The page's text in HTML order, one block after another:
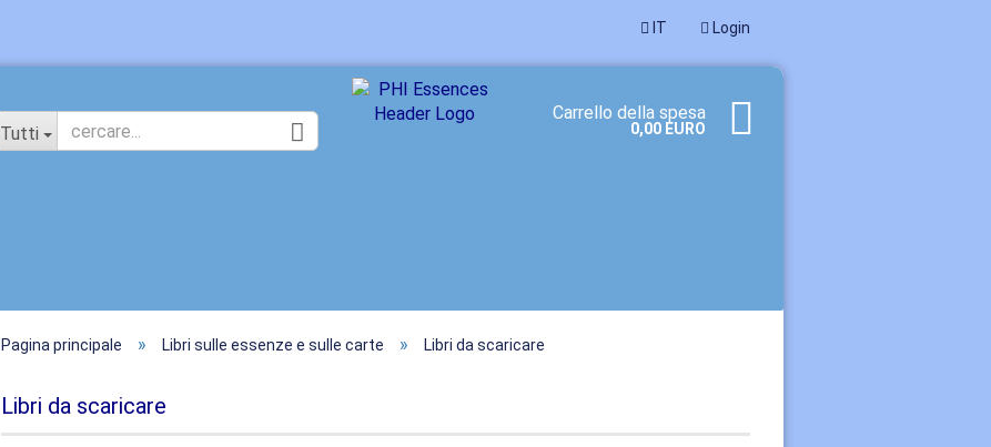
IT
Cambia lingua
Login
Tutti
Carrello della spesa
0,00 EURO
Pagina principale » Libri sulle essenze e sulle carte » Libri da scaricare
Libri da scaricare